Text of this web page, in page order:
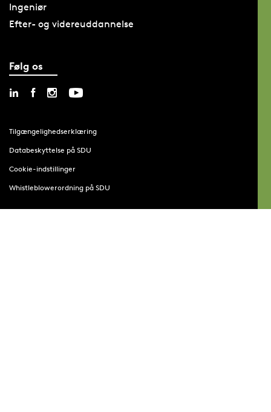
Ingeniør
Efter- og videreuddannelse
Følg os
Tilgængelighedserklæring
Databeskyttelse på SDU
Cookie-indstillinger
Whistleblowerordning på SDU